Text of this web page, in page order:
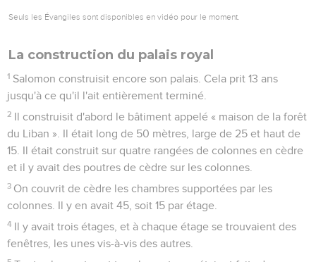
Seuls les Évangiles sont disponibles en vidéo pour le moment.
La construction du palais royal
1 Salomon construisit encore son palais. Cela prit 13 ans
jusqu'à ce qu'il l'ait entièrement terminé.
2 Il construisit d'abord le bâtiment appelé « maison de la forêt
du Liban ». Il était long de 50 mètres, large de 25 et haut de
15. Il était construit sur quatre rangées de colonnes en cèdre
et il y avait des poutres de cèdre sur les colonnes.
3 On couvrit de cèdre les chambres supportées par les
colonnes. Il y en avait 45, soit 15 par étage.
4 Il y avait trois étages, et à chaque étage se trouvaient des
fenêtres, les unes vis-à-vis des autres.